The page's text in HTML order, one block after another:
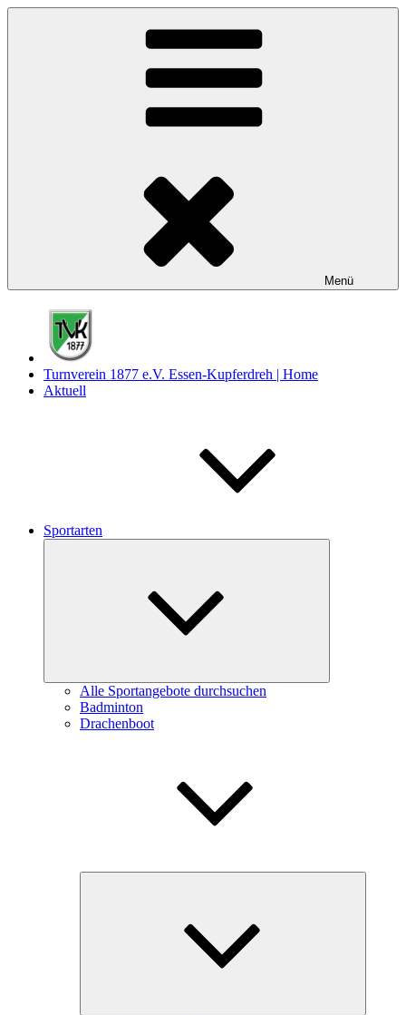
Zum
Menü
Turnverein 1877 e.V. Essen-Kupferdreh | Home
Aktuell
Sportarten
Alle Sportangebote durchsuchen
Badminton
Drachenboot